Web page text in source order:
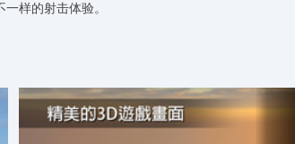
样的射击体验。